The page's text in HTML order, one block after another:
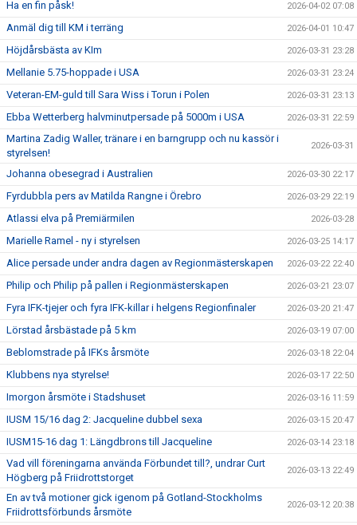
Ha en fin påsk! 2026-04-02 07:08
Anmäl dig till KM i terräng 2026-04-01 10:47
Höjdårsbästa av KIm 2026-03-31 23:28
Mellanie 5.75-hoppade i USA 2026-03-31 23:24
Veteran-EM-guld till Sara Wiss i Torun i Polen 2026-03-31 23:13
Ebba Wetterberg halvminutpersade på 5000m i USA 2026-03-31 22:59
Martina Zadig Waller, tränare i en barngrupp och nu kassör i
styrelsen!
2026-03-31
Johanna obesegrad i Australien 2026-03-30 22:17
Fyrdubbla pers av Matilda Rangne i Örebro 2026-03-29 22:19
Atlassi elva på Premiärmilen 2026-03-28
Marielle Ramel - ny i styrelsen 2026-03-25 14:17
Alice persade under andra dagen av Regionmästerskapen 2026-03-22 22:40
Philip och Philip på pallen i Regionmästerskapen 2026-03-21 23:07
Fyra IFK-tjejer och fyra IFK-killar i helgens Regionfinaler 2026-03-20 21:47
Lörstad årsbästade på 5 km 2026-03-19 07:00
Beblomstrade på IFKs årsmöte 2026-03-18 22:04
Klubbens nya styrelse! 2026-03-17 22:50
Imorgon årsmöte i Stadshuset 2026-03-16 11:59
IUSM 15/16 dag 2: Jacqueline dubbel sexa 2026-03-15 20:47
IUSM15-16 dag 1: Längdbrons till Jacqueline 2026-03-14 23:18
Vad vill föreningarna använda Förbundet till?, undrar Curt
Högberg på Friidrottstorget
2026-03-13 22:49
En av två motioner gick igenom på Gotland-Stockholms
Friidrottsförbunds årsmöte
2026-03-12 20:38